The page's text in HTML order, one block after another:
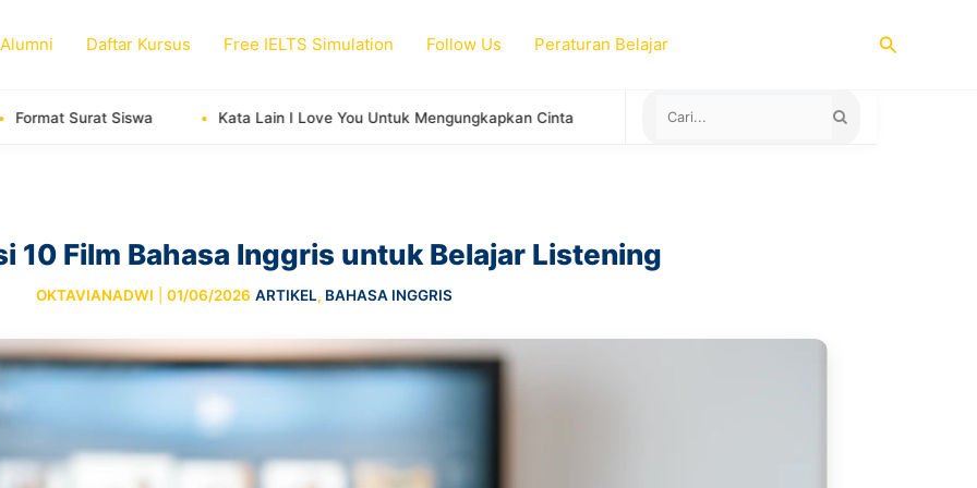
Daftar Kursus Free IELTS Simulation Follow Us Peraturan Belajar Search
Kata Lain I Love You Untuk Mengungkapkan Cinta Negara yang Menerima Sertifikat TOEFL ITP untuk Study Abroad
10 Film Bahasa Inggris untuk Belajar Listening
OKTAVIANADWI 01/06/2026 ARTIKEL, BAHASA INGGRIS